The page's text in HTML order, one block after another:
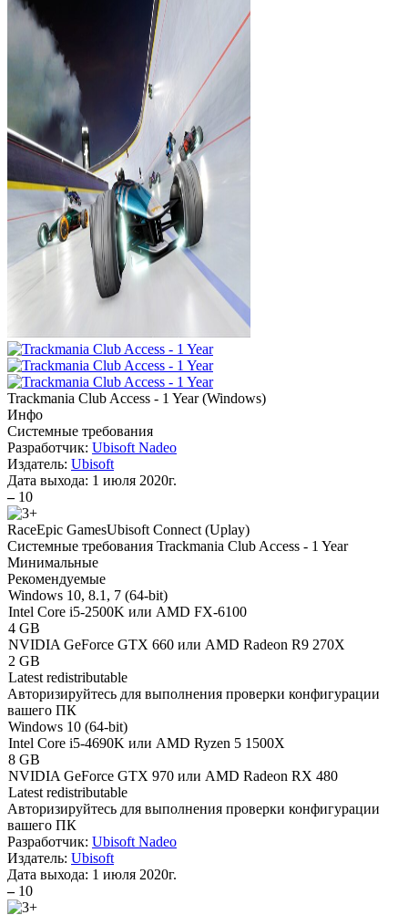
Trackmania Club Access - 1 Year (Windows)
Инфо
Системные требования
Разработчик: Ubisoft Nadeo
Издатель: Ubisoft
Дата выхода: 1 июля 2020г.
– 10
RaceEpic GamesUbisoft Connect (Uplay)
Системные требования Trackmania Club Access - 1 Year
Минимальные
Рекомендуемые
Windows 10, 8.1, 7 (64-bit)
Intel Core i5-2500K или AMD FX-6100
4 GB
NVIDIA GeForce GTX 660 или AMD Radeon R9 270X
2 GB
Latest redistributable
Авторизируйтесь для выполнения проверки конфигурации
вашего ПК
Windows 10 (64-bit)
Intel Core i5-4690K или AMD Ryzen 5 1500X
8 GB
NVIDIA GeForce GTX 970 или AMD Radeon RX 480
Latest redistributable
Авторизируйтесь для выполнения проверки конфигурации
вашего ПК
Разработчик: Ubisoft Nadeo
Издатель: Ubisoft
Дата выхода: 1 июля 2020г.
– 10